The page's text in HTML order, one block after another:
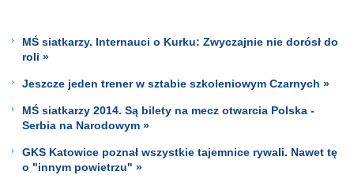
MŚ siatkarzy. Internauci o Kurku: Zwyczajnie nie dorósł do
roli »
Jeszcze jeden trener w sztabie szkoleniowym Czarnych »
MŚ siatkarzy 2014. Są bilety na mecz otwarcia Polska -
Serbia na Narodowym »
GKS Katowice poznał wszystkie tajemnice rywali. Nawet tę
o "innym powietrzu" »